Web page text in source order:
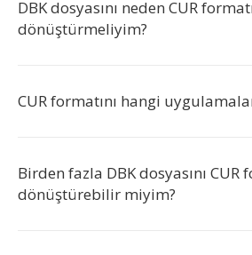
DBK dosyasını neden CUR
dönüştürmeliyim?
CUR formatını hangi
Birden fazla DBK dosyasını CUR
dönüştürebilir miyim?